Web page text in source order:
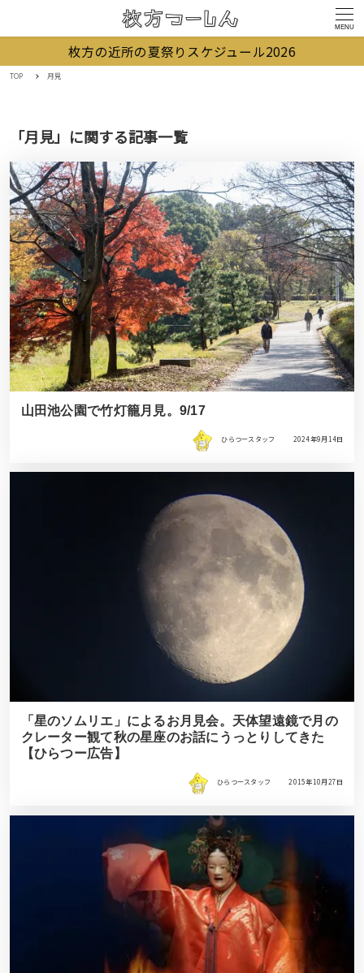
MENU
枚方の近所の夏祭りスケジュール2026
TOP 月見
「月見」に関する記事一覧
山田池公園で竹灯籠月見。9/17
ひらつースタッフ 2024年9月14日
「星のソムリエ」によるお月見会。天体望遠鏡で月の
クレーター観て秋の星座のお話にうっとりしてきた
【ひらつー広告】
ひらつースタッフ 2015年10月27日